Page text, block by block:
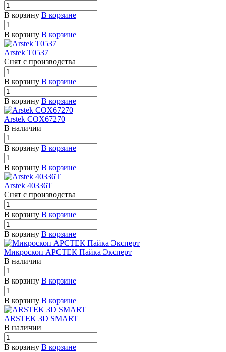
В корзину В корзине
В корзину В корзине
Arstek T0537
Снят с производства
В корзину В корзине
В корзину В корзине
Arstek COX67270
В наличии
В корзину В корзине
В корзину В корзине
Arstek 40336T
Снят с производства
В корзину В корзине
В корзину В корзине
Микроскоп АРСТЕК Пайка Эксперт
В наличии
В корзину В корзине
В корзину В корзине
ARSTEK 3D SMART
В наличии
В корзину В корзине